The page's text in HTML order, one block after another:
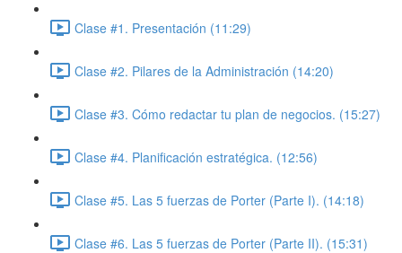
Clase #1. Presentación (11:29)
Clase #2. Pilares de la Administración (14:20)
Clase #3. Cómo redactar tu plan de negocios. (15:27)
Clase #4. Planificación estratégica. (12:56)
Clase #5. Las 5 fuerzas de Porter (Parte I). (14:18)
Clase #6. Las 5 fuerzas de Porter (Parte II). (15:31)